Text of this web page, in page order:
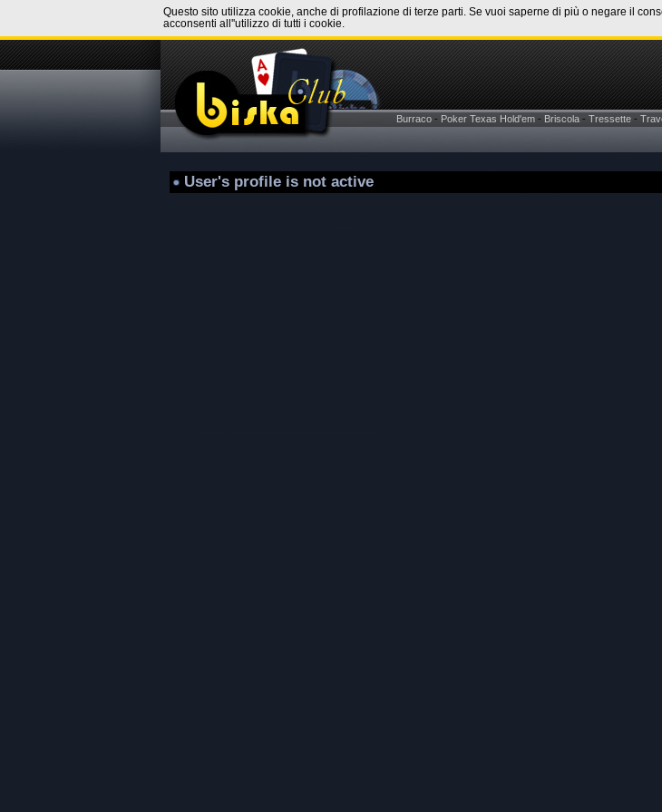
Questo sito utilizza cookie, anche di profilazione di terze parti. Se vuoi saperne di più o negare il
acconsenti all''utilizzo di tutti i cookie.
Burraco - Poker Texas Hold'em - Briscola - Tressette -
User's profile is not active